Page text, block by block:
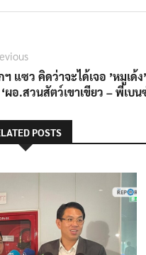
แนว
ง
Previous
post:
ฯ แซว คิดว่าจะได้เจอ ’หมูเด้ง
ผอ.สวนสัตว์เขาเขียว – พี่เบน
POSTS